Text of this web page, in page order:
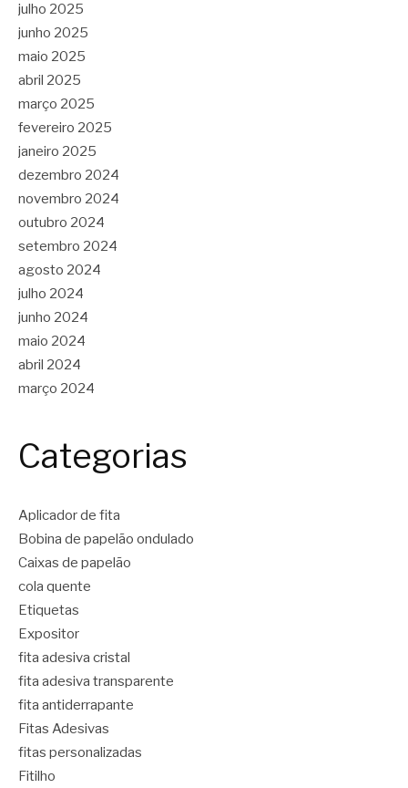
julho 2025
junho 2025
maio 2025
abril 2025
março 2025
fevereiro 2025
janeiro 2025
dezembro 2024
novembro 2024
outubro 2024
setembro 2024
agosto 2024
julho 2024
junho 2024
maio 2024
abril 2024
março 2024
Categorias
Aplicador de fita
Bobina de papelão ondulado
Caixas de papelão
cola quente
Etiquetas
Expositor
fita adesiva cristal
fita adesiva transparente
fita antiderrapante
Fitas Adesivas
fitas personalizadas
Fitilho